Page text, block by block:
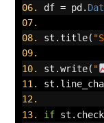
df = pd .
st .title(
st .write( "
st .
if st .